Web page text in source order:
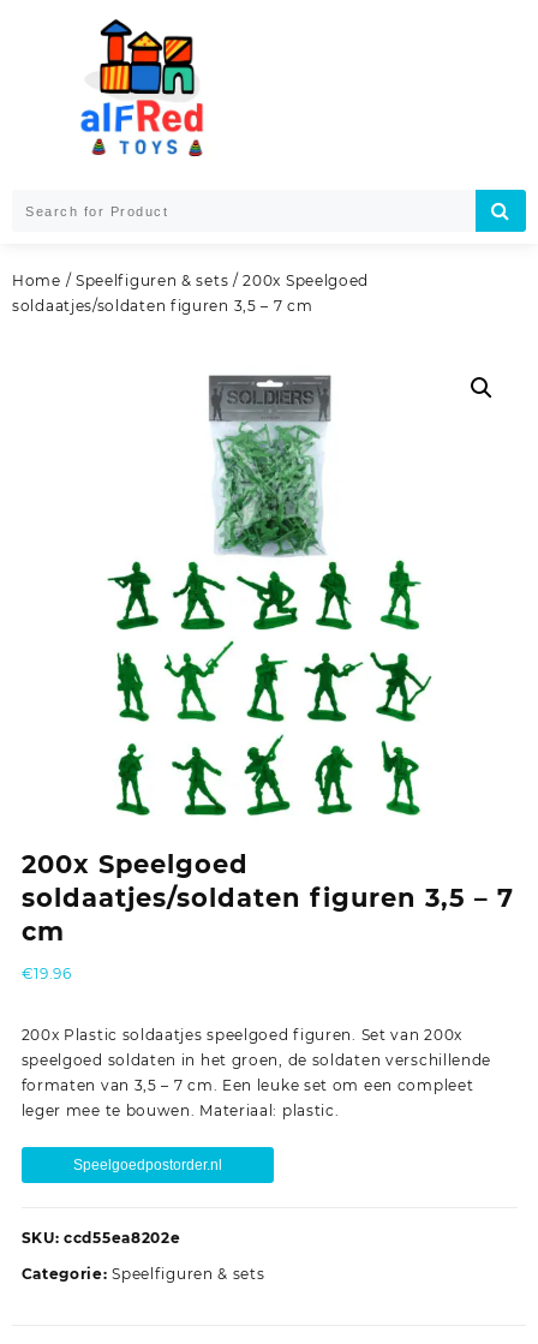
Home / Speelfiguren & sets / 200x Speelgoed
soldaatjes/soldaten figuren 3,5 – 7 cm
200x Speelgoed
soldaatjes/soldaten figuren 3,5 – 7
cm
€19.96
200x Plastic soldaatjes speelgoed figuren. Set van 200x
speelgoed soldaten in het groen, de soldaten verschillende
formaten van 3,5 – 7 cm. Een leuke set om een compleet
leger mee te bouwen. Materiaal: plastic.
Speelgoedpostorder.nl
SKU: ccd55ea8202e
Categorie:Speelfiguren & sets